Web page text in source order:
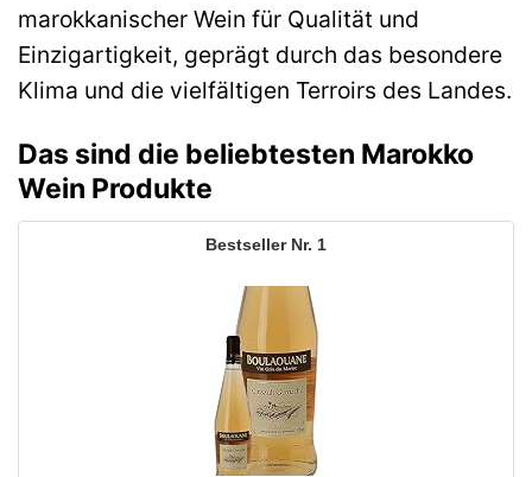
marokkanischer Wein für Qualität und
Einzigartigkeit, geprägt durch das besondere
Klima und die vielfältigen Terroirs des Landes.
Das sind die beliebtesten Marokko
Wein Produkte
1